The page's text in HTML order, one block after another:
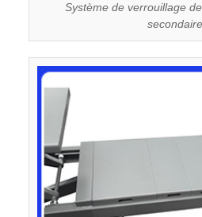
Système de verrouillage